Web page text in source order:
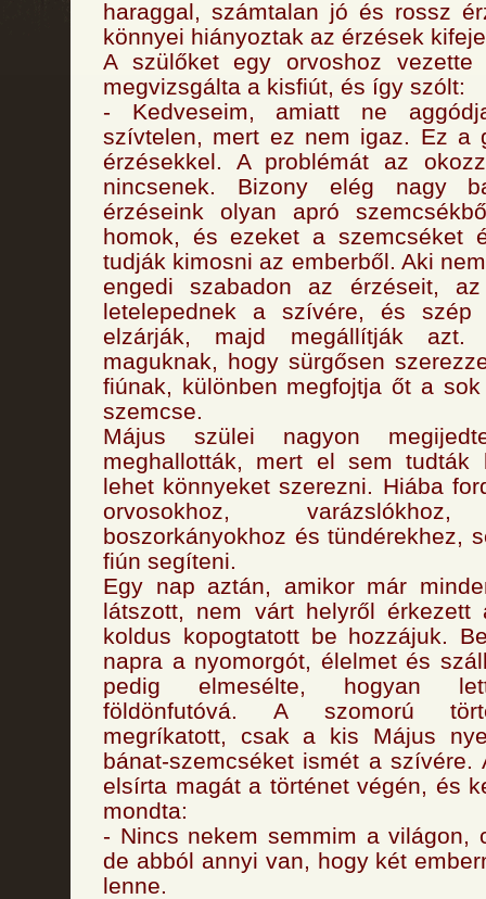
haraggal, számtalan jó és rossz
könnyei hiányoztak az érzések
A szülőket egy orvoshoz vezette
megvizsgálta a kisfiút, és így szólt:
- Kedveseim, amiatt ne
szívtelen, mert ez nem igaz. Ez a
érzésekkel. A problémát az
nincsenek. Bizony elég nagy
érzéseink olyan apró
homok, és ezeket a szemcséket
tudják kimosni az emberből. Aki
engedi szabadon az érzéseit, az
letelepednek a szívére, és szép
elzárják, majd megállítják azt.
maguknak, hogy sürgősen
fiúnak, különben megfojtja őt a
szemcse.
Május szülei nagyon
meghallották, mert el sem tudták
lehet könnyeket szerezni. Hiába
orvosokhoz, varázslókhoz,
boszorkányokhoz és tündérekhez,
fiún segíteni.
Egy nap aztán, amikor már
látszott, nem várt helyről érkezett
koldus kopogtatott be hozzájuk.
napra a nyomorgót, élelmet és
pedig elmesélte, hogyan
földönfutóvá. A szomorú
megríkatott, csak a kis Május
bánat-szemcséket ismét a szívére.
elsírta magát a történet végén, és
mondta:
- Nincs nekem semmim a világon,
de abból annyi van, hogy két
lenne.